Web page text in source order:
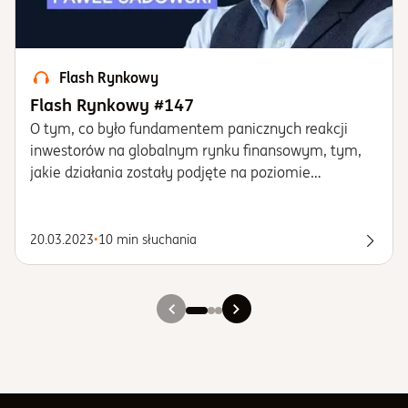
Flash Rynkowy
Flash Rynkowy #147
O tym, co było fundamentem panicznych reakcji
inwestorów na globalnym rynku finansowym, tym,
jakie działania zostały podjęte na poziomie
rynkowe niesie ze sobą „zamieszanie” wokół
regionalnych banków z USA i prognozach w
20.03.2023•10 min słuchania
Slajd 1
Slajd 2
Slajd 3